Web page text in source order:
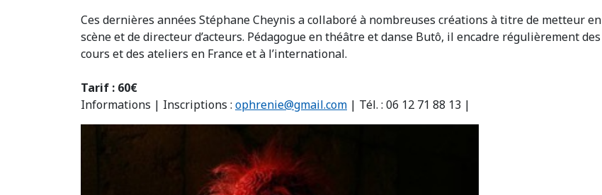
Ces dernières années Stéphane Cheynis a collaboré à nombreuses créations à titre de metteur en
scène et de directeur d’acteurs. Pédagogue en théâtre et danse Butô, il encadre régulièrement des
cours et des ateliers en France et à l’international.
Tarif : 60€
Informations | Inscriptions : ophrenie@gmail.com | Tél. : 06 12 71 88 13 |